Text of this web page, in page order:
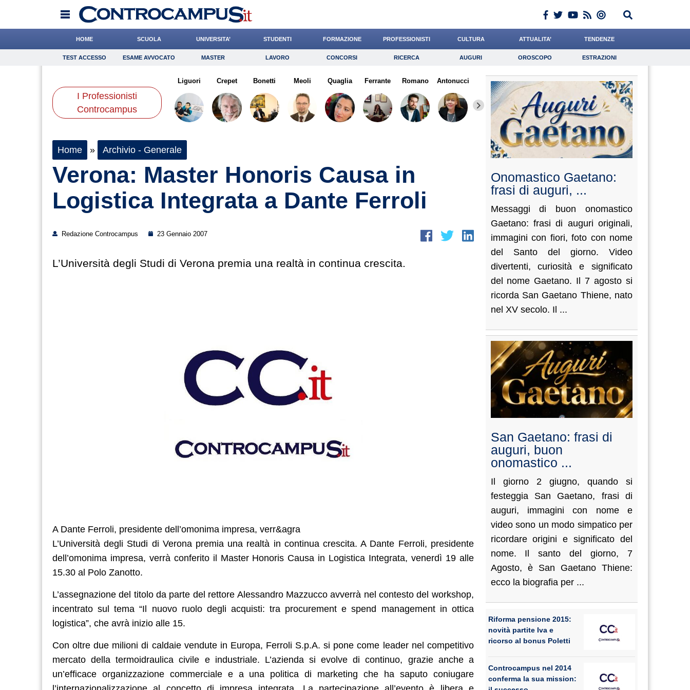
HOME SCUOLA UNIVERSITA’ STUDENTI FORMAZIONE PROFESSIONISTI CULTURA ATTUALITA’ TENDENZE
TEST ACCESSO Esame Avvocato Master Lavoro Concorsi Ricerca Auguri Oroscopo Estrazioni
Consigli Risparmio Diritto Economia Giornalista Lavoro Psicologia
Scienze
TEST ACCESSO ESAME AVVOCATO MASTER LAVORO CONCORSI RICERCA AUGURI OROSCOPO ESTRAZIONI
I Professionisti
Controcampus
Liguori Crepet Bonetti Meoli Quaglia Ferrante Romano Antonucci Ward Casciello Carfagna Santaniello Chelini
Home » Archivio - Generale
Verona: Master Honoris Causa in
Logistica Integrata a Dante Ferroli
Redazione Controcampus 23 Gennaio 2007
L’Università degli Studi di Verona premia una realtà in continua crescita.
A Dante Ferroli, presidente dell’omonima impresa, verr&agra
L’Università degli Studi di Verona premia una realtà in continua crescita. A Dante Ferroli, presidente
dell’omonima impresa, verrà conferito il Master Honoris Causa in Logistica Integrata, venerdì 19 alle
15.30 al Polo Zanotto.
L’assegnazione del titolo da parte del rettore Alessandro Mazzucco avverrà nel contesto del workshop,
incentrato sul tema “Il nuovo ruolo degli acquisti: tra procurement e spend management in ottica
logistica”, che avrà inizio alle 15.
Con oltre due milioni di caldaie vendute in Europa, Ferroli S.p.A. si pone come leader nel competitivo
mercato della termoidraulica civile e industriale. L’azienda si evolve di continuo, grazie anche a
un’efficace organizzazione commerciale e a una politica di marketing che ha saputo coniugare
Onomastico Gaetano:
frasi di auguri, ...
Messaggi di buon onomastico
Gaetano: frasi di auguri originali,
immagini con fiori, foto con nome
del Santo del giorno. Video
divertenti, curiosità e significato
del nome Gaetano. Il 7 agosto si
ricorda San Gaetano Thiene, nato
nel XV secolo. Il ...
San Gaetano: frasi di
auguri, buon
onomastico ...
Il giorno 2 giugno, quando si
festeggia San Gaetano, frasi di
auguri, immagini con nome e
video sono un modo simpatico per
ricordare origini e significato del
nome. Il santo del giorno, 7
Agosto, è San Gaetano Thiene:
ecco la biografia per ...
Riforma pensione 2015:
novità partite Iva e
ricorso al bonus Poletti
Controcampus nel 2014
conferma la sua mission: